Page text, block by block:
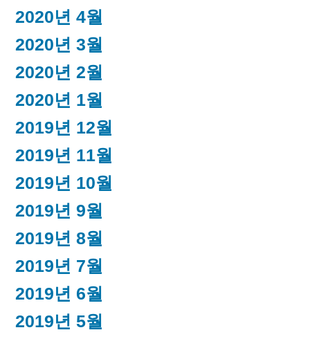
2020년 4월
2020년 3월
2020년 2월
2020년 1월
2019년 12월
2019년 11월
2019년 10월
2019년 9월
2019년 8월
2019년 7월
2019년 6월
2019년 5월